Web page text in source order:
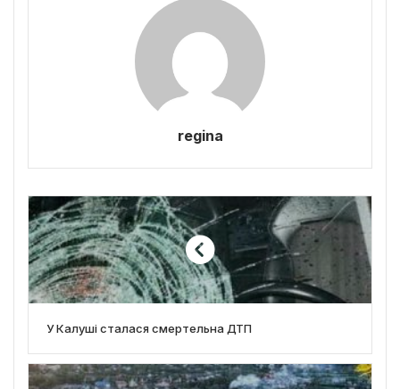
regina
У Калуші сталася смертельна ДТП